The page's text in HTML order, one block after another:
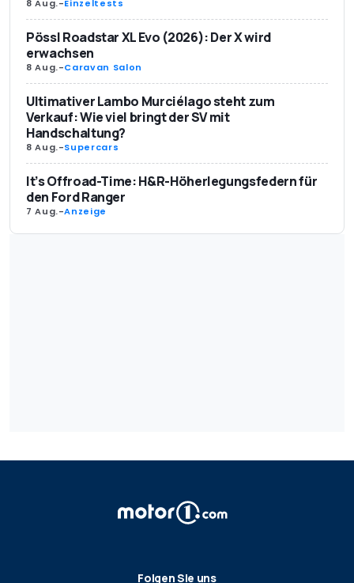
8 Aug.-Einzeltests
Pössl Roadstar XL Evo (2026): Der X wird
erwachsen
8 Aug.-Caravan Salon
Ultimativer Lambo Murciélago steht zum
Verkauf: Wie viel bringt der SV mit
Handschaltung?
8 Aug.-Supercars
It’s Offroad-Time: H&R-Höherlegungsfedern für
den Ford Ranger
7 Aug.-Anzeige
Folgen Sie uns